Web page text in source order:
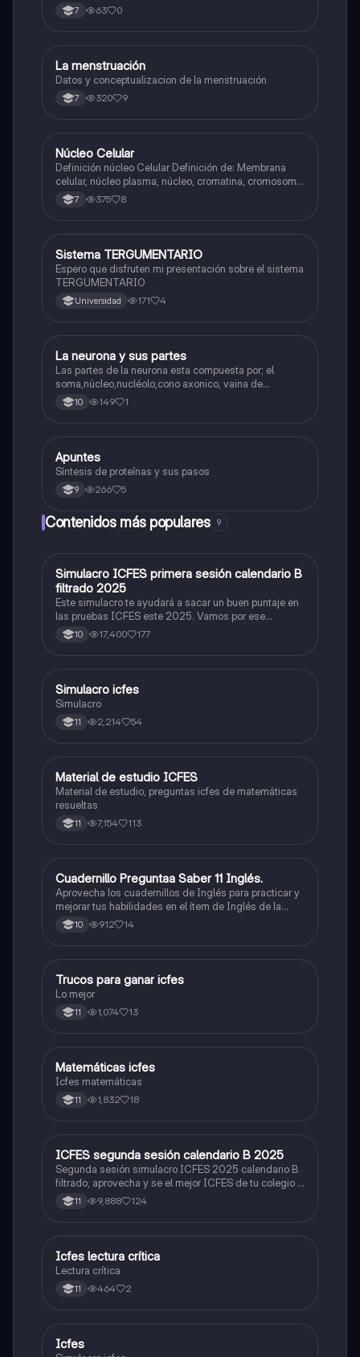
7 63 0
Biologia
La menstruación
Datos y conceptualizacion de la menstruación
7 320 9
Biologia
Núcleo Celular
Definición núcleo Celular Definición de: Membrana
celular, núcleo plasma, núcleo, cromatina, cromosoma
Interfase Fases de la interfase
7 375 8
Biologia
Sistema TERGUMENTARIO
Espero que disfruten mi presentación sobre el sistema
TERGUMENTARIO
Universidad 171 4
Biologia
La neurona y sus partes
Las partes de la neurona esta compuesta por; el
soma,núcleo,nucléolo,cono axonico, vaina de
mielina,celula schwan,núcleo de schwann,nódulo de
Ranvier,terminal axonico Arborizacion terminal, botón
10 149 1
Biologia
Apuntes
Síntesis de proteínas y sus pasos
9 266 5
Contenidos más populares 9
ICFES: Matemáticas
Simulacro ICFES primera sesión calendario B
filtrado 2025
Este simulacro te ayudará a sacar un buen puntaje en
las pruebas ICFES este 2025. Vamos por ese
500/500. Y poder ser admitido en la universidad que
quieras, estudiar la carrera que quieres y no la que te
10 17,400 177
ICFES: Lectura Crítica
Simulacro icfes
Simulacro
11 2,214 54
ICFES: Matemáticas
Material de estudio ICFES
Material de estudio, preguntas icfes de matemáticas
resueltas
11 7,154 113
ICFES: Inglés
Cuadernillo Preguntaa Saber 11 Inglés.
Aprovecha los cuadernillos de Inglés para practicar y
mejorar tus habilidades en el ítem de Inglés de la
Prueba Saber 11. 🫡
10 912 14
Química
Trucos para ganar icfes
Lo mejor
11 1,074 13
ICFES: Matemáticas
Matemáticas icfes
Icfes matemáticas
11 1,832 18
ICFES: Lectura Crítica
ICFES segunda sesión calendario B 2025
Segunda sesión simulacro ICFES 2025 calendario B
filtrado, aprovecha y se el mejor ICFES de tu colegio y
poder ingresar a universidad, y estudiar aquella
carrera con la que tanto sueñas.
11 9,888 124
Lengua Castellana
Icfes lectura crítica
Lectura crítica
11 464 2
ICFES: Sociales y Ciudadanas
Icfes